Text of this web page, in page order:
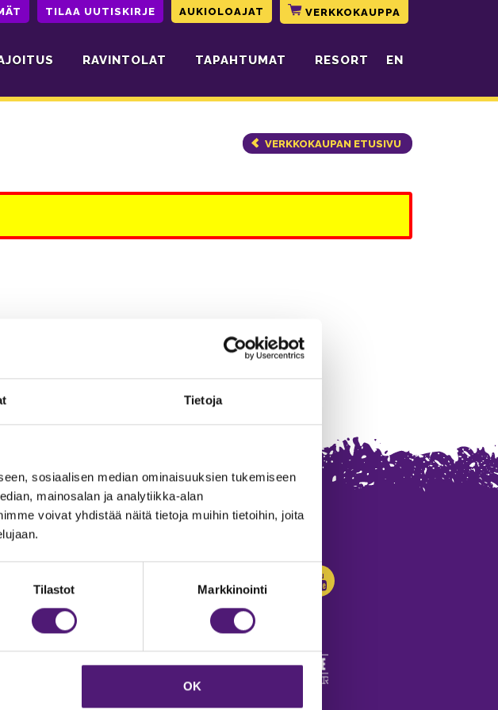
Tietoja
sosiaalisen median ominaisuuksien tukemiseen
mainosalan ja analytiikka-alan
voivat yhdistää näitä tietoja muihin tietoihin, joita
Tilastot Markkinointi
OK
TILAA UUTISKIRJE AUKIOLOAJAT VERKKOKAUPPA
RAVINTOLAT TAPAHTUMAT RESORT EN
VERKKOKAUPAN ETUSIVU
työpaikat
palautetta